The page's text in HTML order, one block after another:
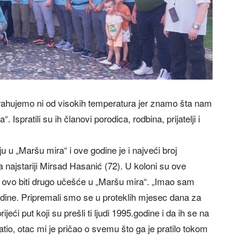
ni od visokih temperatura jer znamo šta nam
Ispratili su ih članovi porodica, rodbina, prijatelji i
„Maršu mira“ i ove godine je i najveći broj
Mirsad Hasanić (72). U koloni su ove
biti drugo učešće u „Maršu mira“. „Imao sam
Pripremali smo se u proteklih mjesec dana za
put koji su prešli ti ljudi 1995.godine i da ih se na
otac mi je pričao o svemu što ga je pratilo tokom